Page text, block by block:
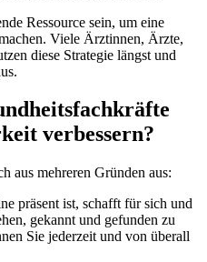
Ressource sein, um eine
Viele Ärztinnen, Ärzte,
diese Strategie längst und
verbessern?
aus mehreren Gründen aus:
präsent ist, schafft für sich und
gekannt und gefunden zu
Sie jederzeit und von überall